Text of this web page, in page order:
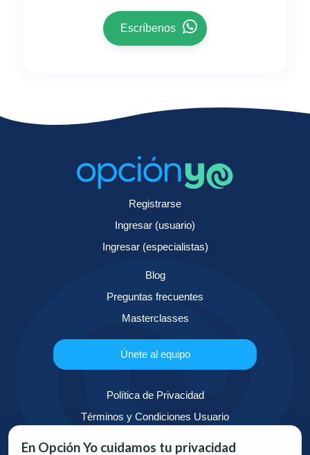
En Opción Yo cuidamos tu privacidad
Escríbenos
Registrarse
Ingresar (usuario)
Ingresar (especialistas)
Blog
Preguntas frecuentes
Masterclasses
Únete al equipo
Política de Privacidad
Términos y Condiciones Usuario